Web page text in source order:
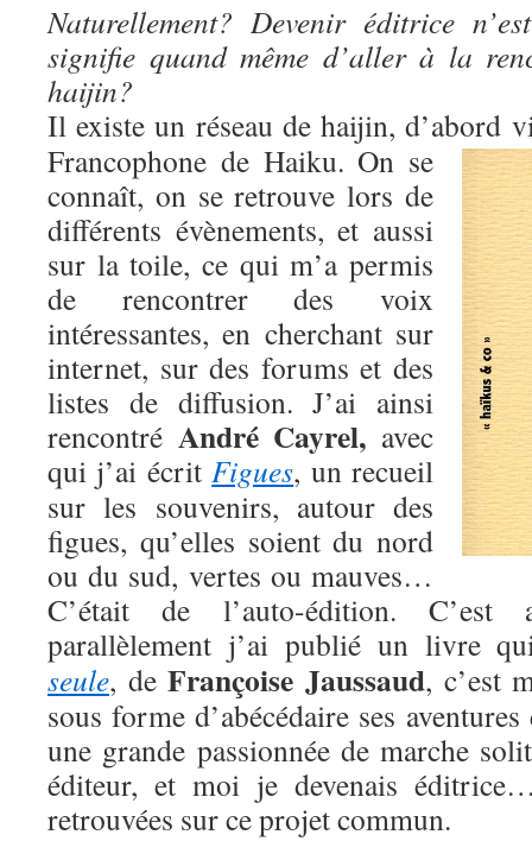
Naturellement? Devenir éditrice
signifie quand même d’aller à la
haijin?
Il existe un réseau de haijin, d’abord
Francophone de Haiku. On se
connaît, on se retrouve lors de
différents évènements, et aussi
sur la toile, ce qui m’a permis
de rencontrer des voix
intéressantes, en cherchant sur
internet, sur des forums et des
listes de diffusion. J’ai ainsi
rencontré André Cayrel, avec
qui j’ai écritFigues, un recueil
sur les souvenirs, autour des
figues, qu’elles soient du nord
ou du sud, vertes ou mauves…
C’était de l’auto-édition. C’est
parallèlement j’ai publié un livre
seule, deFrançoise Jaussaud, c’est
sous forme d’abécédaire ses
une grande passionnée de marche
éditeur, et moi je devenais
retrouvées sur ce projet commun.